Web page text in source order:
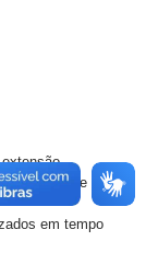
e
em tempo